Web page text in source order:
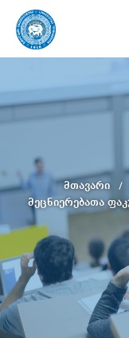
მთავარი
მეცნიერებათა